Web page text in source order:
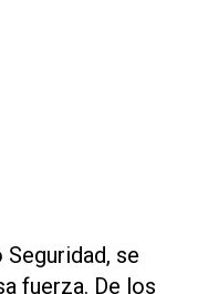
se
fuerza. De los